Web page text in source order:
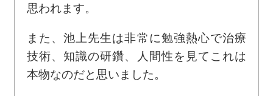
思われます。
また、池上先生は非常に勉強熱心で治療
技術、知識の研鑽、人間性を見てこれは
本物なのだと思いました。